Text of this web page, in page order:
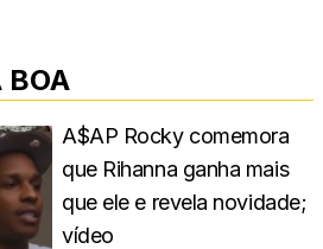
BOA
A$AP Rocky comemora
que Rihanna ganha mais
que ele e revela novidade;
vídeo